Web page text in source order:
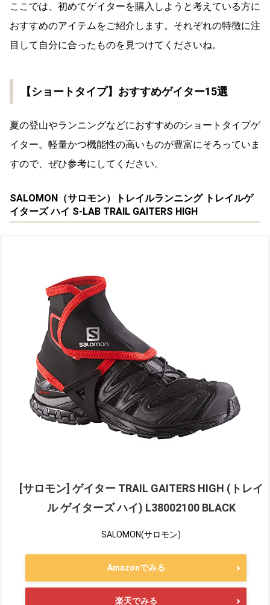
ここでは、初めてゲイターを購入しようと考えている方に
おすすめのアイテムをご紹介します。それぞれの特徴に注
目して自分に合ったものを見つけてくださいね。
【ショートタイプ】おすすめゲイター15選
夏の登山やランニングなどにおすすめのショートタイプゲ
イター。軽量かつ機能性の高いものが豊富にそろっていま
すので、ぜひ参考にしてください。
SALOMON（サロモン）トレイルランニング トレイルゲ
イターズ ハイ S-LAB TRAIL GAITERS HIGH
[サロモン] ゲイター TRAIL GAITERS HIGH (トレイ
ル ゲイターズ ハイ) L38002100 BLACK
SALOMON(サロモン)
Amazonでみる
楽天でみる